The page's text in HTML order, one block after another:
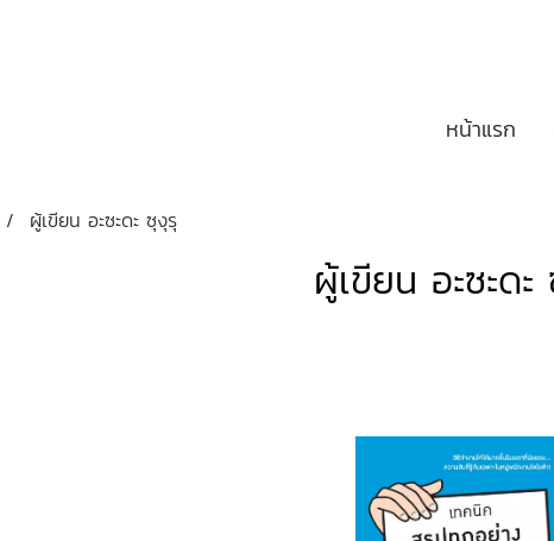
หน้าแรก
ผู้เขียน อะซะดะ ซุงุรุ
ผู้เขียน อะซะดะ